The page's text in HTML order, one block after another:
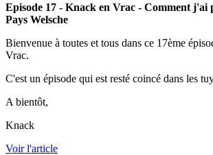
Episode 17 - Knack en Vrac - Comment j'ai
Pays Welsche
Bienvenue à toutes et tous dans ce 17ème
Vrac.
C'est un épisode qui est resté coincé dans les
A bientôt,
Knack
Voir l'article